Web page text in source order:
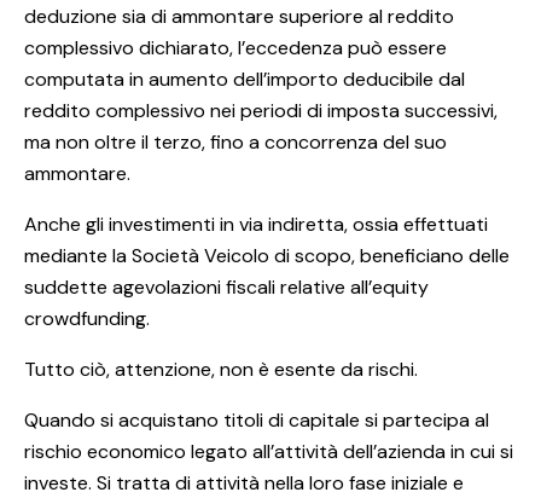
deduzione sia di ammontare superiore al reddito
complessivo dichiarato, l’eccedenza può essere
computata in aumento dell’importo deducibile dal
reddito complessivo nei periodi di imposta successivi,
ma non oltre il terzo, fino a concorrenza del suo
ammontare.
Anche gli investimenti in via indiretta, ossia effettuati
mediante la Società Veicolo di scopo, beneficiano delle
suddette agevolazioni fiscali relative all’equity
crowdfunding.
Tutto ciò, attenzione, non è esente da rischi.
Quando si acquistano titoli di capitale si partecipa al
rischio economico legato all’attività dell’azienda in cui si
investe. Si tratta di attività nella loro fase iniziale e